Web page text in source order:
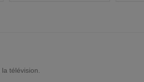
télévision.